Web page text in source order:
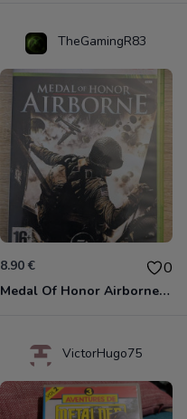
TheGamingR83
8.90 € 0
Medal Of Honor Airborne Xbox 360
VictorHugo75